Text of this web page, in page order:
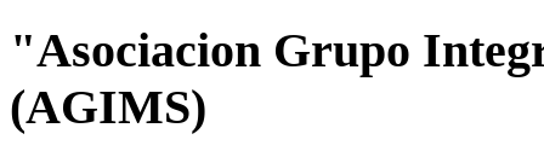
"Asociacion Grupo
(AGIMS)